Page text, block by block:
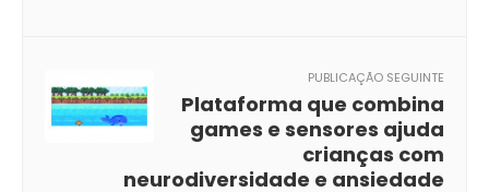
PUBLICAÇÃO SEGUINTE
Plataforma que combina
games e sensores ajuda
crianças com
neurodiversidade e ansiedade